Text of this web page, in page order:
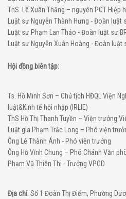
ThS. Lê Xuân Thăng – nguyên PCT Hiệp
Luật sư Nguyễn Thành Hưng - Đoàn luật
Luật sư Phạm Lan Thảo - Đoàn luật sư
Luật sư Nguyễn Xuân Hoàng - Đoàn luật
Hội đồng biên tập:
Ts. Hồ Minh Sơn – Chủ tịch HĐQL Viện
luật&Kinh tế hội nhập (IRLIE)
ThS Hồ Thị Thanh Tuyền – Viện trưởng
Luật gia Phạm Trắc Long – Phó viện
Ông Lê Thành Ánh - Phó viện trưởng
Ông Hồ Vĩnh Chung – Phó Chánh Văn
Phạm Vũ Thiên Thi - Trưởng VPGD
Địa chỉ: Số 1 Đoàn Thị Điểm, Phường